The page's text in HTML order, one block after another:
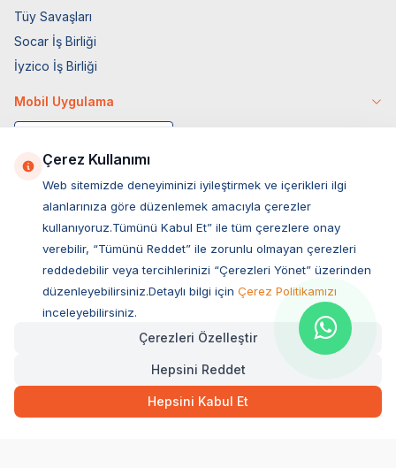
139,00TL Hızlı Teslimat
SEPETE EKLE
Tüy Savaşları
Socar İş Birliği
İyzico İş Birliği
Mobil Uygulama
Müşteri Hizmetleri
Sıkça Sorulan Sorular
Ovacık Mah. Hacıoğlu Sok. No:13 Başiskele / KOCAELİ
Müşteri Destek Hattı
Çerez Kullanımı
Web sitemizde deneyiminizi iyileştirmek ve içerikleri ilgi
alanlarınıza göre düzenlemek amacıyla çerezler
kullanıyoruz.Tümünü Kabul Et” ile tüm çerezlere onay
verebilir, “Tümünü Reddet” ile zorunlu olmayan çerezleri
reddedebilir veya tercihlerinizi “Çerezleri Yönet” üzerinden
düzenleyebilirsiniz.Detaylı bilgi için Çerez Politikamızı
inceleyebilirsiniz.
Çerezleri Özelleştir
Hepsini Reddet
Hepsini Kabul Et